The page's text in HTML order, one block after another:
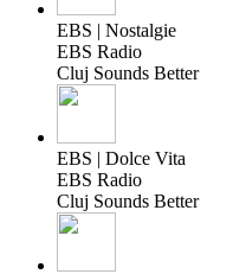
EBS | Nostalgie
EBS Radio
Cluj Sounds Better
EBS | Dolce Vita
EBS Radio
Cluj Sounds Better